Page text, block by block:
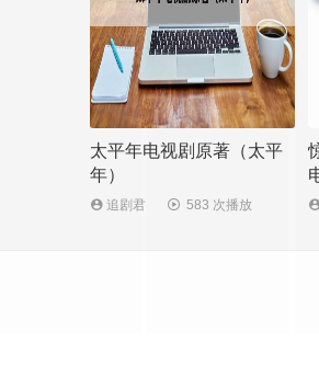
太平年电视剧原著（太平
年）
追剧君 583 次播放